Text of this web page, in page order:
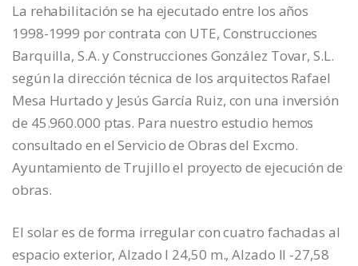
La rehabilitación se ha ejecutado entre los años
1998-1999 por contrata con UTE, Construcciones
Barquilla, S.A. y Construcciones González Tovar, S.L.
según la dirección técnica de los arquitectos Rafael
Mesa Hurtado y Jesús García Ruiz, con una inversión
de 45.960.000 ptas. Para nuestro estudio hemos
consultado en el Servicio de Obras del Excmo.
Ayuntamiento de Trujillo el proyecto de ejecución de
obras.
El solar es de forma irregular con cuatro fachadas al
espacio exterior, Alzado I 24,50 m., Alzado II -27,58